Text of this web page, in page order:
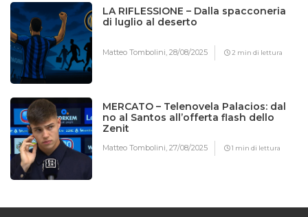
LA RIFLESSIONE – Dalla spacconeria
di luglio al deserto
Matteo Tombolini,28/08/2025 2 min di lettura
MERCATO – Telenovela Palacios: dal
no al Santos all’offerta flash dello
Zenit
Matteo Tombolini,27/08/2025 1 min di lettura